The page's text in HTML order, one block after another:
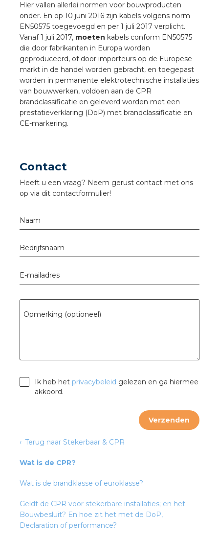
Hier vallen allerlei normen voor bouwproducten
onder. En op 10 juni 2016 zijn kabels volgens norm
EN50575 toegevoegd en per 1 juli 2017 verplicht.
Vanaf 1 juli 2017, moeten kabels conform EN50575
die door fabrikanten in Europa worden
geproduceerd, of door importeurs op de Europese
markt in de handel worden gebracht, en toegepast
worden in permanente elektrotechnische installaties
van bouwwerken, voldoen aan de CPR
brandclassificatie en geleverd worden met een
prestatieverklaring (DoP) met brandclassificatie en
CE-markering.
Contact
Heeft u een vraag? Neem gerust contact met ons
op via dit contactformulier!
Naam
Bedrijfsnaam
E-mailadres
Opmerking (optioneel)
Ik heb het privacybeleid gelezen en ga hiermee
akkoord.
Verzenden
Terug naar Stekerbaar & CPR
Wat is de CPR?
Wat is de brandklasse of euroklasse?
Geldt de CPR voor stekerbare installaties; en het
Bouwbesluit? En hoe zit het met de DoP,
Declaration of performance?
installeren
installeren
installeren in beton
stekerbare vlakkabel
RST®
waarde